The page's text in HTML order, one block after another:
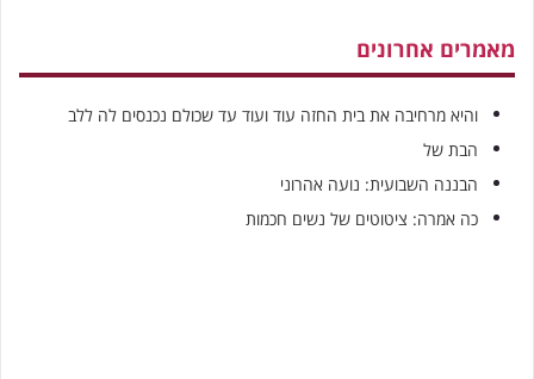
מאמרים אחרונים
והיא מרחיבה את בית החזה עוד ועוד עד שכולם נכנסים לה ללב
הבת של
הבננה השבועית: נועה אהרוני
כה אמרה: ציטוטים של נשים חכמות